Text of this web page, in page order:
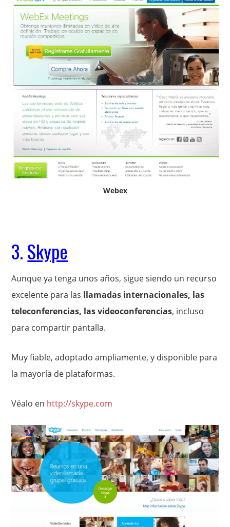
Webex
3.Skype
Aunque ya tenga unos años, sigue siendo un recurso
excelente para las llamadas internacionales, las
teleconferencias, las videoconferencias, incluso
para compartir pantalla.
Muy fiable, adoptado ampliamente, y disponible para
la mayoría de plataformas.
Véalo en http://skype.com